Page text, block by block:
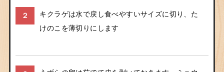
２
キクラゲは水で戻し食べやすいサイズに切り、た
けのこを薄切りにします